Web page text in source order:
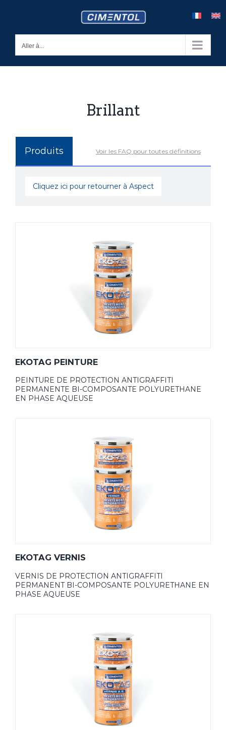
Aller à...
Brillant
Produits Voir les FAQ pour toutes définitions
Cliquez ici pour retourner à Aspect
EKOTAG PEINTURE
PEINTURE DE PROTECTION ANTIGRAFFITI
PERMANENTE BI-COMPOSANTE POLYURETHANE
EN PHASE AQUEUSE
EKOTAG VERNIS
VERNIS DE PROTECTION ANTIGRAFFITI
PERMANENT BI-COMPOSANTE POLYURETHANE EN
PHASE AQUEUSE